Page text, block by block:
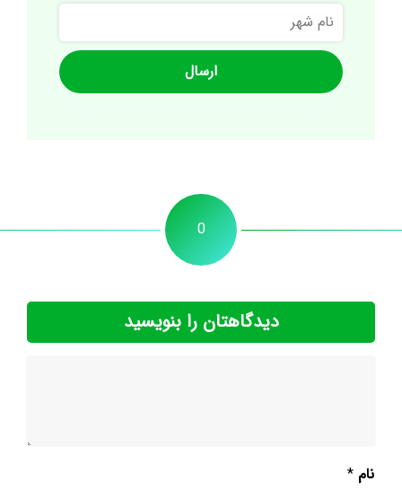
نام
شهر
0
دیدگاهتان را بنویسید
نام *